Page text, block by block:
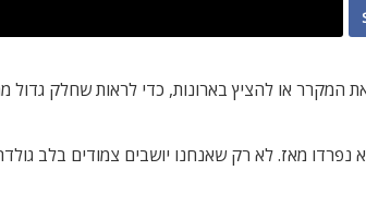
המקרר או להציץ בארונות, כדי לראות שחלק גדול
נפרדו מאז. לא רק שאנחנו יושבים צמודים בלב